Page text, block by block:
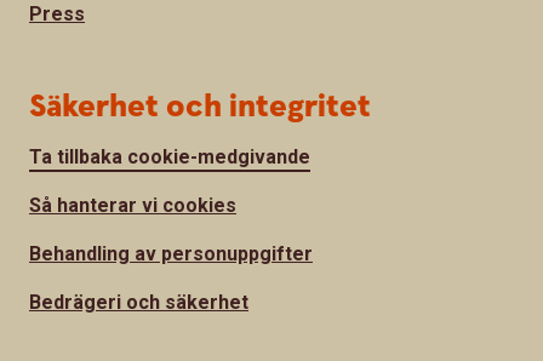
Press
Säkerhet och integritet
Ta tillbaka cookie-medgivande
Så hanterar vi cookies
Behandling av personuppgifter
Bedrägeri och säkerhet